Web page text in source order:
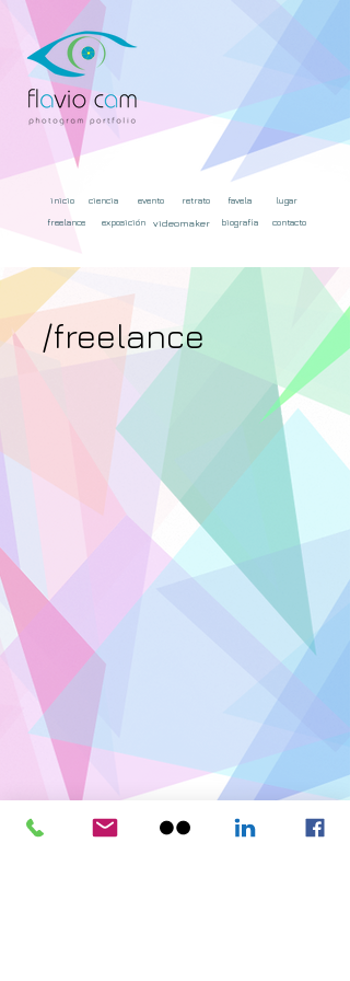
inicio ciencia evento
retrato
freelance
exposición videomaker
favela
biografía
lugar
contacto
/freelance